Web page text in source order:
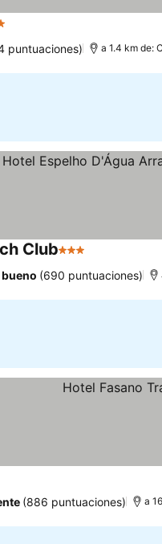
puntuaciones) a 1.4 km de:
Club3 Estrellas
(690 puntuaciones)
(886 puntuaciones) a